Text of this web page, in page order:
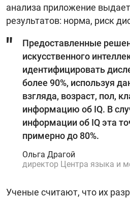
анализа приложение
результатов: норма, риск
Предоставленные
искусственного
идентифицировать
более 90%, используя
взгляда, возраст, пол,
информацию об IQ. В
информации об IQ эта
примерно до 80%.
Ольга Драгой
директор Центра языка и
Ученые считают, что их